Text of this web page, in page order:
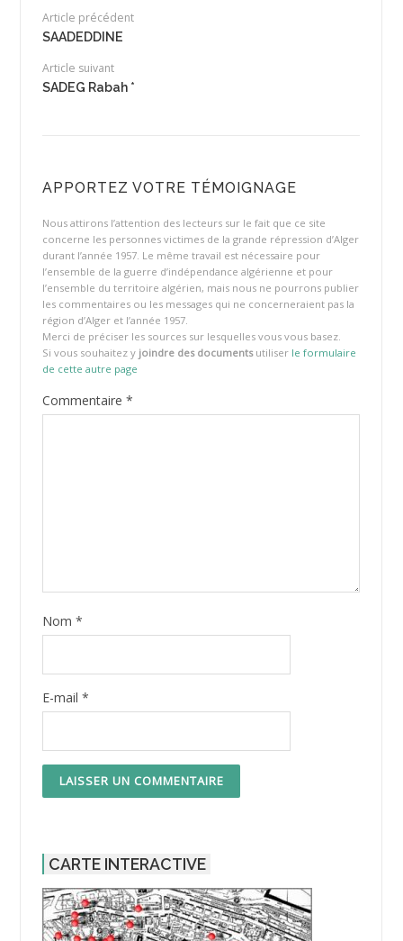
Article précédent
SAADEDDINE
Article suivant
SADEG Rabah *
APPORTEZ VOTRE TÉMOIGNAGE
Nous attirons l’attention des lecteurs sur le fait que ce site
concerne les personnes victimes de la grande répression d’Alger
durant l’année 1957. Le même travail est nécessaire pour
l’ensemble de la guerre d’indépendance algérienne et pour
l’ensemble du territoire algérien, mais nous ne pourrons publier
les commentaires ou les messages qui ne concerneraient pas la
région d’Alger et l’année 1957.
Merci de préciser les sources sur lesquelles vous vous basez.
Si vous souhaitez y joindre des documentsutiliser le formulaire
de cette autre page
Commentaire *
Nom *
E-mail *
CARTE INTERACTIVE